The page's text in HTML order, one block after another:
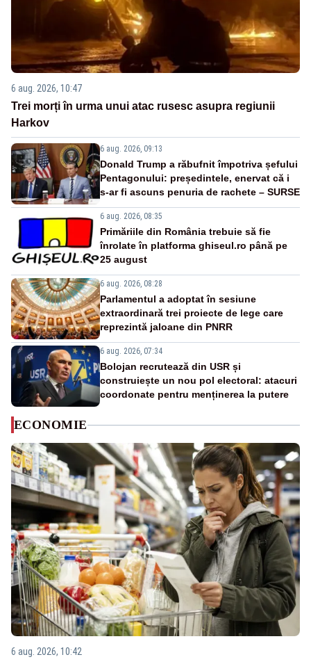
6 aug. 2026, 10:47
Trei morți în urma unui atac rusesc asupra regiunii
Harkov
6 aug. 2026, 09:13
Donald Trump a răbufnit împotriva șefului
Pentagonului: președintele, enervat că i
s-ar fi ascuns penuria de rachete – SURSE
6 aug. 2026, 08:35
Primăriile din România trebuie să fie
înrolate în platforma ghiseul.ro până pe
25 august
6 aug. 2026, 08:28
Parlamentul a adoptat în sesiune
extraordinară trei proiecte de lege care
reprezintă jaloane din PNRR
6 aug. 2026, 07:34
Bolojan recrutează din USR și
construiește un nou pol electoral: atacuri
coordonate pentru menținerea la putere
ECONOMIE
6 aug. 2026, 10:42